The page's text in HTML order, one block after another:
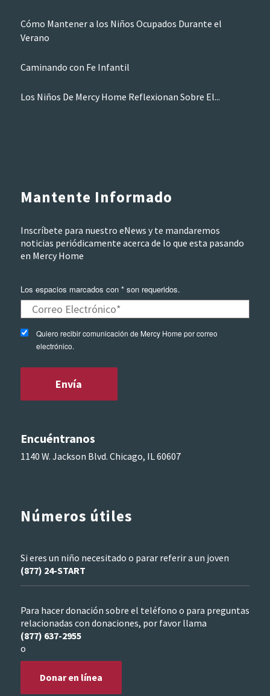
Cómo Mantener a los Niños Ocupados Durante el
Verano
Caminando con Fe Infantil
Los Niños De Mercy Home Reflexionan Sobre El...
Mantente Informado
Inscríbete para nuestro eNews y te mandaremos
noticias periódicamente acerca de lo que esta pasando
en Mercy Home
Los espacios marcados con * son requeridos.
Quiero recibir comunicación de Mercy Home por correo
electrónico.
Encuéntranos
1140 W. Jackson Blvd. Chicago, IL 60607
Números útiles
Si eres un niño necesitado o parar referir a un joven
(877) 24-START
Para hacer donación sobre el teléfono o para preguntas
relacionadas con donaciones, por favor llama
(877) 637-2955
o
Donar en línea